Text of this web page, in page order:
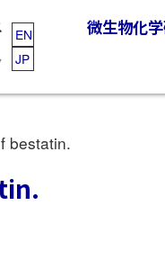
EN
JP
微生物化
bestatin.